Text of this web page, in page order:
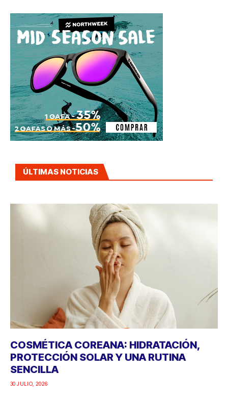
ÚLTIMAS NOTICIAS
COSMÉTICA COREANA: HIDRATACIÓN,
PROTECCIÓN SOLAR Y UNA RUTINA
SENCILLA
30 JULIO, 2026